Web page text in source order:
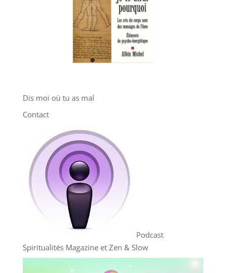
Dis moi où tu as mal
Contact
Podcast
Spiritualités Magazine et Zen & Slow